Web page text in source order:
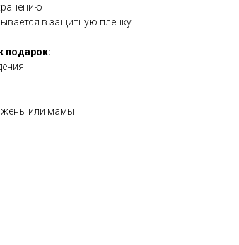
в защитную плёнку
подарок:
жены или мамы